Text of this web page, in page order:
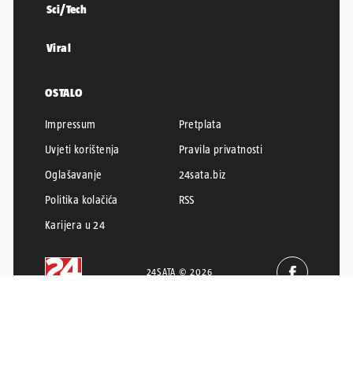
Sci/Tech
Viral
OSTALO
Impressum
Pretplata
Uvjeti korištenja
Pravila privatnosti
Oglašavanje
24sata.biz
Politika kolačića
RSS
Karijera u 24
24SATA © 2026